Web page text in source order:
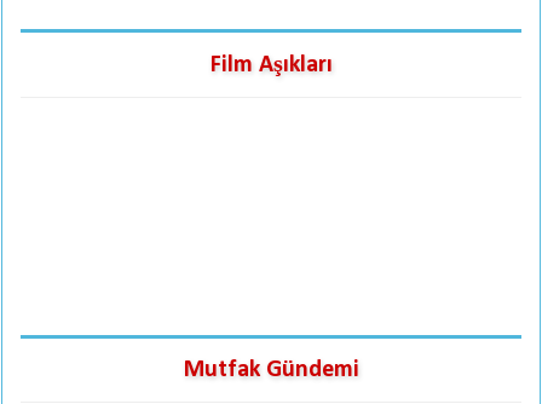
Film Aşıkları
Mutfak Gündemi